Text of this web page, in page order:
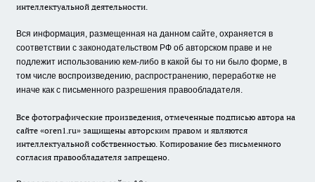
интеллектуальной деятельности.
Вся информация, размещенная на данном сайте, охраняется в
соответствии с законодательством РФ об авторском праве и не
подлежит использованию кем-либо в какой бы то ни было форме, в
том числе воспроизведению, распространению, переработке не
иначе как с письменного разрешения правообладателя.
Все фотографические произведения, отмеченные подписью автора на
сайте «oren1.ru» защищены авторским правом и являются
интеллектуальной собственностью. Копирование без письменного
согласия правообладателя запрещено.